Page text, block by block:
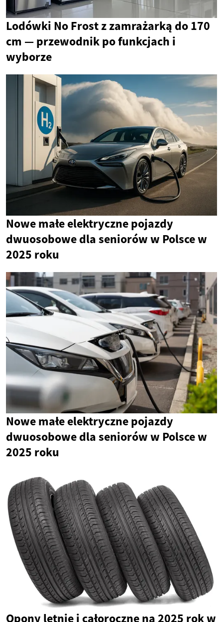
Lodówki No Frost z zamrażarką do 170
cm — przewodnik po funkcjach i
wyborze
Nowe małe elektryczne pojazdy
dwuosobowe dla seniorów w Polsce w
2025 roku
Nowe małe elektryczne pojazdy
dwuosobowe dla seniorów w Polsce w
2025 roku
Opony letnie i całoroczne na 2025 rok w